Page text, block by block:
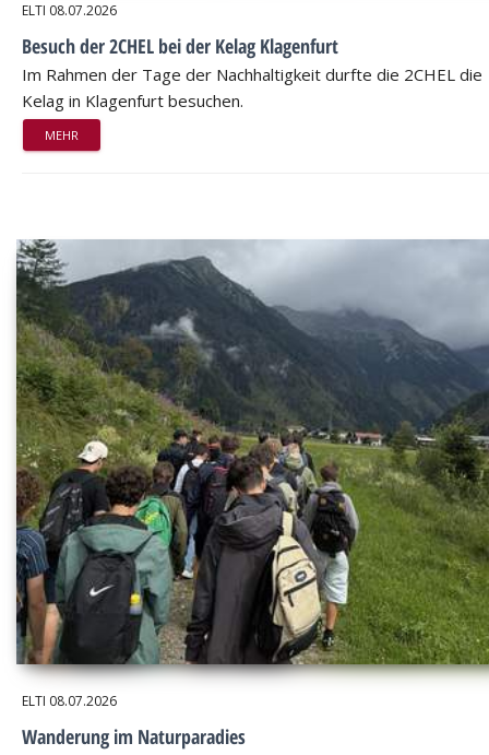
ELTI 08.07.2026
Besuch der 2CHEL bei der Kelag Klagenfurt
Im Rahmen der Tage der Nachhaltigkeit durfte die 2CHEL die
Kelag in Klagenfurt besuchen.
MEHR
ELTI 08.07.2026
Wanderung im Naturparadies